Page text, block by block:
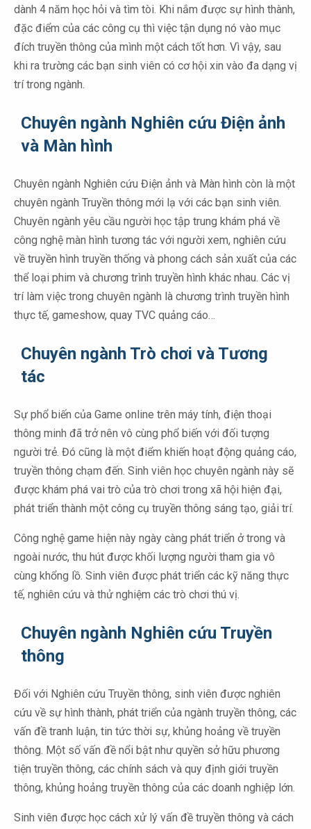
dành 4 năm học hỏi và tìm tòi. Khi nắm được sự hình thành,
đặc điểm của các công cụ thì việc tận dụng nó vào mục
đích truyền thông của mình một cách tốt hơn. Vì vậy, sau
khi ra trường các bạn sinh viên có cơ hội xin vào đa dạng vị
trí trong ngành.
Chuyên ngành Nghiên cứu Điện ảnh
và Màn hình
Chuyên ngành Nghiên cứu Điện ảnh và Màn hình còn là một
chuyên ngành Truyền thông mới lạ với các bạn sinh viên.
Chuyên ngành yêu cầu người học tập trung khám phá về
công nghệ màn hình tương tác với người xem, nghiên cứu
về truyền hình truyền thống và phong cách sản xuất của các
thể loại phim và chương trình truyền hình khác nhau. Các vị
trí làm việc trong chuyên ngành là chương trình truyền hình
thực tế, gameshow, quay TVC quảng cáo…
Chuyên ngành Trò chơi và Tương
tác
Sự phổ biến của Game online trên máy tính, điện thoại
thông minh đã trở nên vô cùng phổ biến với đối tượng
người trẻ. Đó cũng là một điểm khiến hoạt động quảng cáo,
truyền thông chạm đến. Sinh viên học chuyên ngành này sẽ
được khám phá vai trò của trò chơi trong xã hội hiện đại,
phát triển thành một công cụ truyền thông sáng tạo, giải trí.
Công nghệ game hiện này ngày càng phát triển ở trong và
ngoài nước, thu hút được khối lượng người tham gia vô
cùng khổng lồ. Sinh viên được phát triển các kỹ năng thực
tế, nghiên cứu và thử nghiệm các trò chơi thú vị.
Chuyên ngành Nghiên cứu Truyền
thông
Đối với Nghiên cứu Truyền thông, sinh viên được nghiên
cứu về sự hình thành, phát triển của ngành truyền thông, các
vấn đề tranh luận, tin tức thời sự, khủng hoảng về truyền
thông. Một số vấn đề nổi bật như quyền sở hữu phương
tiện truyền thông, các chính sách và quy định giới truyền
thông, khủng hoảng truyền thông của các doanh nghiệp lớn.
Sinh viên được học cách xử lý vấn đề truyền thông và cách